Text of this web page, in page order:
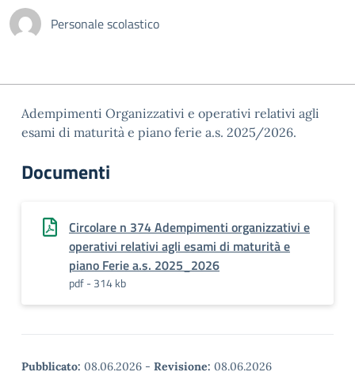
Personale scolastico
Adempimenti Organizzativi e operativi relativi agli
esami di maturità e piano ferie a.s. 2025/2026.
Documenti
Circolare n 374 Adempimenti organizzativi e
operativi relativi agli esami di maturità e
piano Ferie a.s. 2025_2026
pdf - 314 kb
Pubblicato: 08.06.2026 - Revisione: 08.06.2026